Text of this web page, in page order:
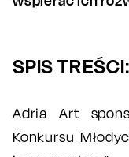
SPIS TREŚCI:
Adria Art
Konkursu